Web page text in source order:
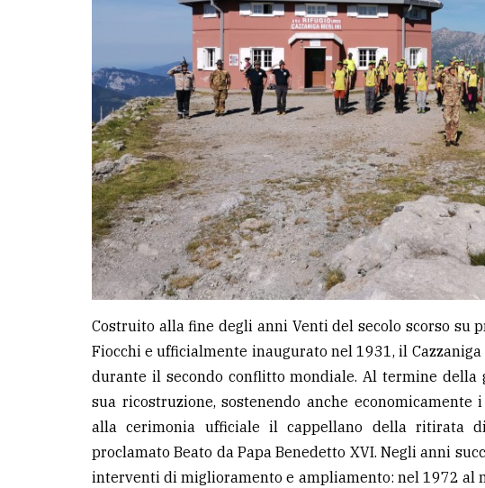
Costruito alla fine degli anni Venti del secolo scorso su
Fiocchi e ufficialmente inaugurato nel 1931, il
durante il secondo conflitto mondiale. Al termine
sua ricostruzione, sostenendo anche
alla cerimonia ufficiale il cappellano della ritirata
proclamato Beato da Papa Benedetto XVI. Negli anni
interventi di miglioramento e ampliamento: nel 1972 al